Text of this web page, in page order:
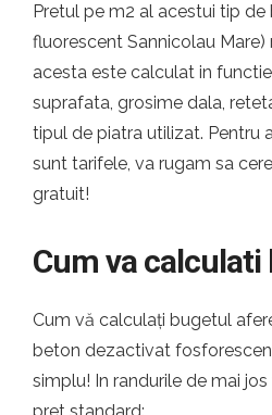
Pretul pe m2 al acestui tip
fluorescent Sannicolau Mare)
acesta este calculat in
suprafata, grosime dala,
tipul de piatra utilizat. Pentru
sunt tarifele, va rugam sa
gratuit!
Cum va calculati
Cum vă calculați bugetul
beton dezactivat
simplu! In randurile de mai